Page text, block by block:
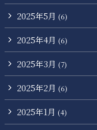
2025年5月 (6)
2025年4月 (6)
2025年3月 (7)
2025年2月 (6)
2025年1月 (4)